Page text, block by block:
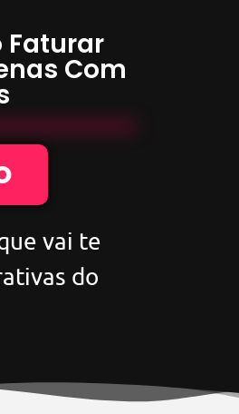
Faturar
Com
vai te
do